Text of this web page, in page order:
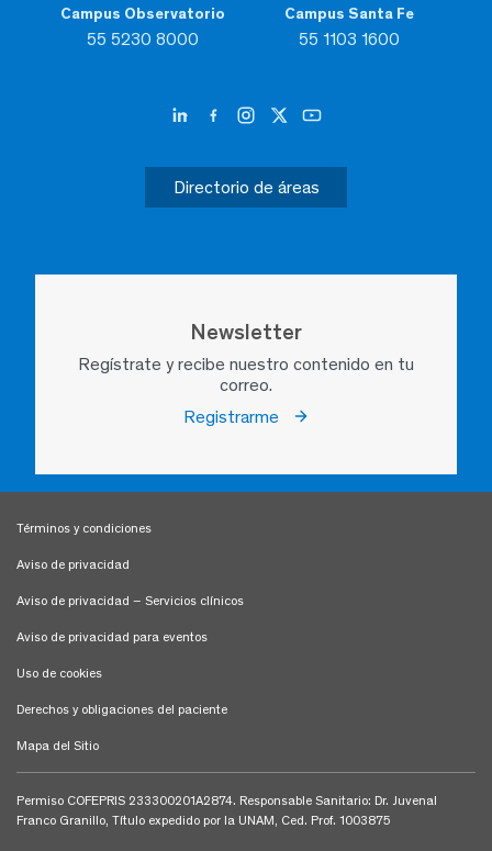
Campus Observatorio
55 5230 8000
Campus Santa Fe
55 1103 1600
Directorio de áreas
Newsletter
Regístrate y recibe nuestro contenido en tu
correo.
Registrarme
Términos y condiciones
Aviso de privacidad
Aviso de privacidad – Servicios clínicos
Aviso de privacidad para eventos
Uso de cookies
Derechos y obligaciones del paciente
Mapa del Sitio
Permiso COFEPRIS 233300201A2874. Responsable Sanitario: Dr. Juvenal
Franco Granillo, Título expedido por la UNAM, Ced. Prof. 1003875